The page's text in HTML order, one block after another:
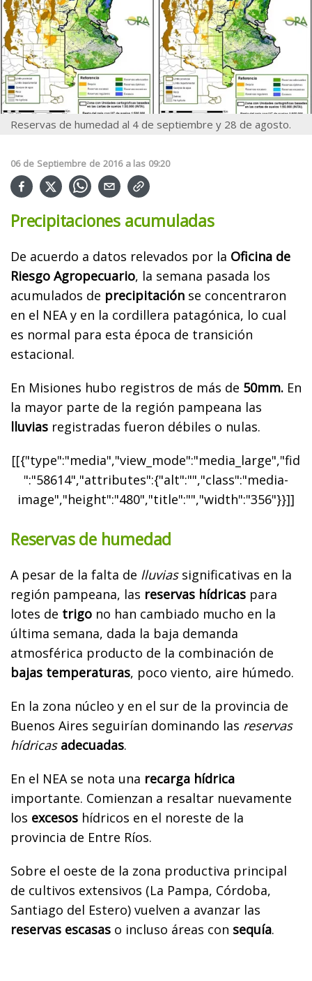
Reservas de humedad al 4 de septiembre y 28 de agosto.
06 de Septiembre de 2016 a las 09:20
Precipitaciones acumuladas
De acuerdo a datos relevados por la Oficina de
Riesgo Agropecuario, la semana pasada los
acumulados de precipitación se concentraron
en el NEA y en la cordillera patagónica, lo cual
es normal para esta época de transición
estacional.
En Misiones hubo registros de más de 50mm. En
la mayor parte de la región pampeana las
lluvias registradas fueron débiles o nulas.
[[{"type":"media","view_mode":"media_large","fid
":"58614","attributes":{"alt":"","class":"media-
image","height":"480","title":"","width":"356"}}]]
Reservas de humedad
A pesar de la falta de lluviassignificativas en la
región pampeana, las reservas hídricas para
lotes de trigo no han cambiado mucho en la
última semana, dada la baja demanda
atmosférica producto de la combinación de
bajas temperaturas, poco viento, aire húmedo.
En la zona núcleo y en el sur de la provincia de
Buenos Aires seguirían dominando las reservas
hídricas adecuadas.
En el NEA se nota una recarga hídrica
importante. Comienzan a resaltar nuevamente
los excesos hídricos en el noreste de la
provincia de Entre Ríos.
Sobre el oeste de la zona productiva principal
de cultivos extensivos (La Pampa, Córdoba,
Santiago del Estero) vuelven a avanzar las
reservas escasas o incluso áreas con sequía.